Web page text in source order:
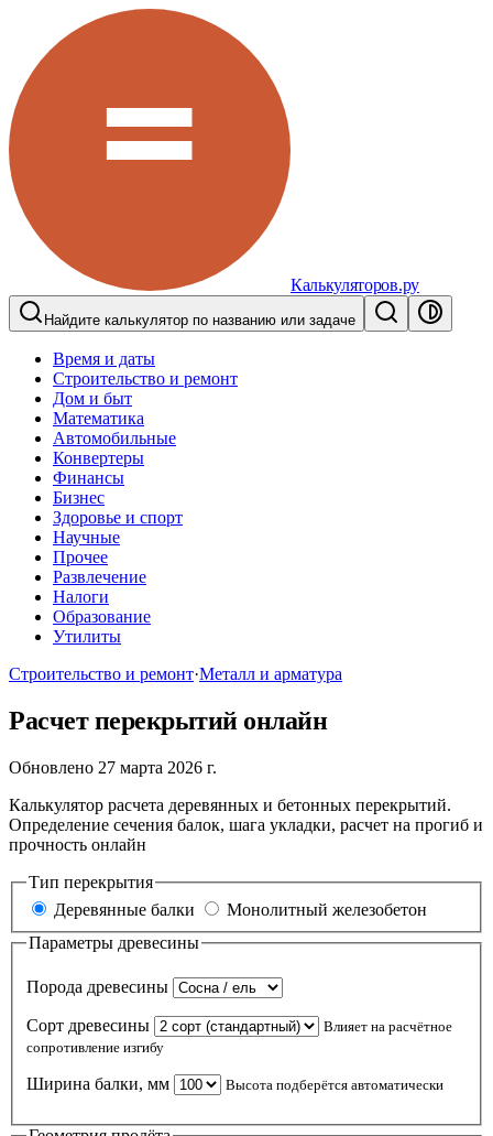
Калькуляторов.ру
Найдите калькулятор по названию или задаче
Время и даты
Строительство и ремонт
Дом и быт
Математика
Автомобильные
Конвертеры
Финансы
Бизнес
Здоровье и спорт
Научные
Прочее
Развлечение
Налоги
Образование
Утилиты
Строительство и ремонт·Металл и арматура
Расчет перекрытий онлайн
Обновлено 27 марта 2026 г.
Калькулятор расчета деревянных и бетонных перекрытий.
Определение сечения балок, шага укладки, расчет на прогиб и
прочность онлайн
Тип перекрытия
Деревянные балки
Монолитный железобетон
Параметры древесины
Порода древесины
Сорт древесины
Влияет на расчётное
сопротивление изгибу
Ширина балки, мм Высота подберётся автоматически